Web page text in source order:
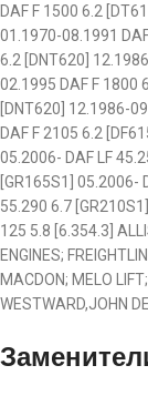
DAF F 1500 6.2
01.1970-08.1991
6.2 [DNT620]
02.1995 DAF F 1800
[DNT620] 12.1986-
DAF F 2105 6.2
05.2006- DAF LF
[GR165S1] 05.2006-
55.290 6.7
125 5.8 [6.354.3]
ENGINES;
MACDON; MELO
WESTWARD,JOHN